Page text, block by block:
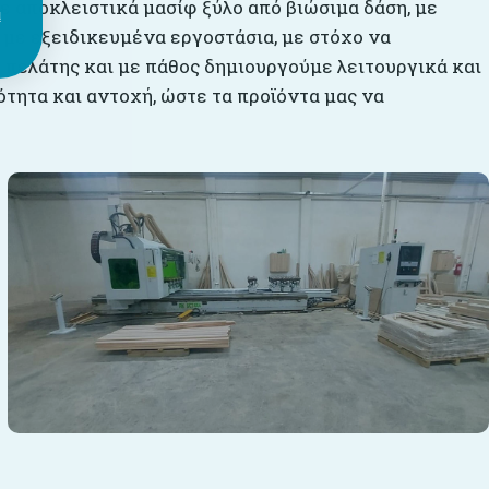
αποκλειστικά μασίφ ξύλο από βιώσιμα δάση, με
εξειδικευμένα εργοστάσια, με στόχο να
και με πάθος δημιουργούμε λειτουργικά και
και αντοχή, ώστε τα προϊόντα μας να